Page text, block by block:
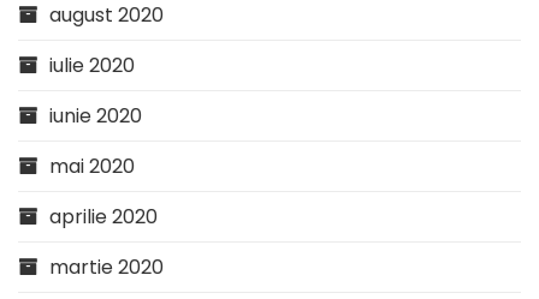
august 2020
iulie 2020
iunie 2020
mai 2020
aprilie 2020
martie 2020